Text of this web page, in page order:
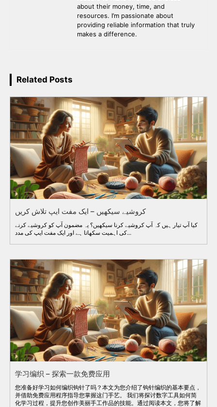
about their money, time, and
resources. I’m passionate about
providing reliable information that truly
makes a difference.
Related Posts
کروشیے سیکھیں – ایک مفت ایپ تلاش کریں
کیا آپ تیار ہیں کہ آپ کروشیے کرنا سیکھیں؟ یہ مضمون آپ کو کروشیے کرنے
کی اہمیت سکھاتا ہے اور ایک مفت ایپ کی مدد...
学习编织 – 探索一款免费应用
您准备好学习如何编织钩针了吗？本文为您介绍了钩针编织的基本要点，
并借助免费应用程序指导您掌握这门手艺。 我们将探讨数字工具如何简
化学习过程，提升您创作美丽手工作品的技能。通过阅读本文，您将了解